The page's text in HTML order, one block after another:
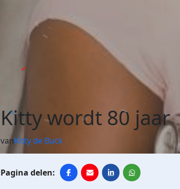
Kitty wordt 80 jaar
vanKitty de Buck